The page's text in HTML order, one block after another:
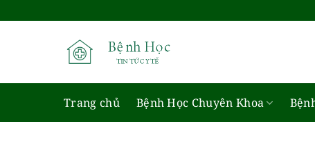
qua
Trang chủ Bệnh Học Chuyên Khoa